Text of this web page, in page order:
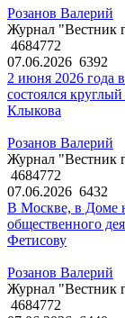
Розанов Валерий
Журнал "Вестник
4684772
07.06.2026 6392
2 июня 2026 года
состоялся
Клыкова
Розанов Валерий
Журнал "Вестник
4684772
07.06.2026 6432
В Москве, в Доме
общественного
Фетисову
Розанов Валерий
Журнал "Вестник
4684772